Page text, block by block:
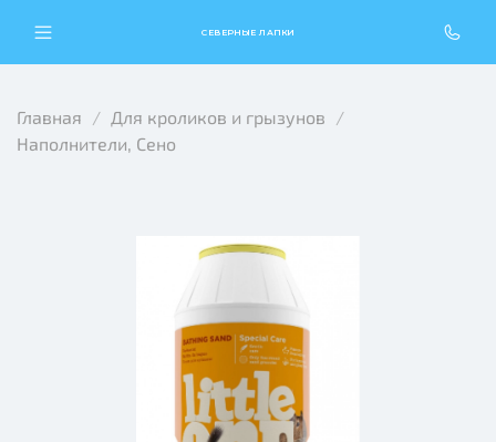
СЕВЕРНЫЕ ЛАПКИ
Главная
Для кроликов и грызунов
Наполнители, Сено